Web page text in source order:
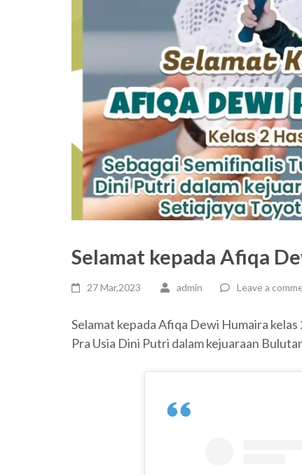
Selamat kepada Afiqa
27 Mar,2023 admin Leave a
Selamat kepada Afiqa Dewi Humaira
Pra Usia Dini Putri dalam kejuaraan